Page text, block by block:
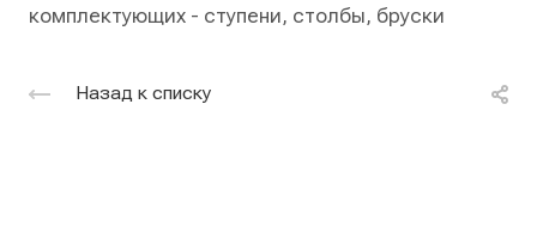
комплектующих - ступени, столбы, бруски
Назад к списку